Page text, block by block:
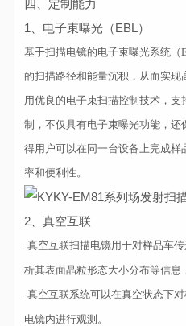
四、定制能力
1、电子束曝光（EBL）
基于扫描电镜的电子束曝光系统
的扫描路径和能量沉积，从而实现
用优良的电子束扫描控制技术，支
制，不仅具有电子束曝光功能，还
得用户可以在同一台设备上完成
率和便利性。
2、真空互联
·真空互联扫描电镜用于对样品车
析其表面晶粒形态大小分布等信息
·真空互联系统可以在真空状态下
电镜内进行观测。